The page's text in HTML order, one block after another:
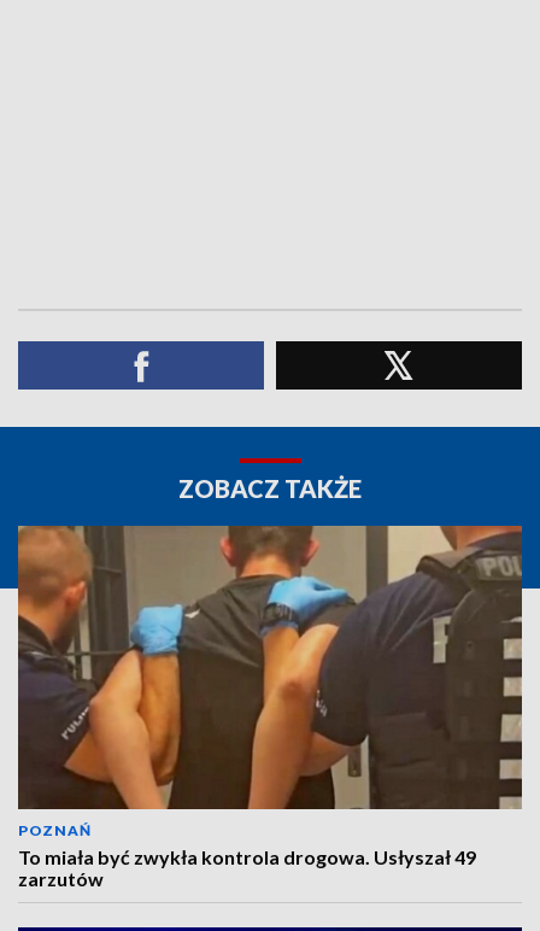
ZOBACZ TAKŻE
POZNAŃ
To miała być zwykła kontrola drogowa. Usłyszał 49
zarzutów